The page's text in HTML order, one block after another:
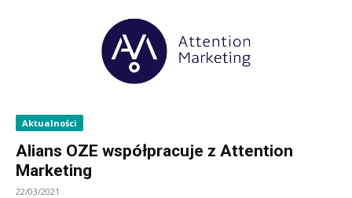
Aktualności
Alians OZE współpracuje z Attention
Marketing
22/03/2021